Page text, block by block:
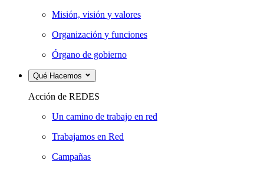
Misión, visión y valores
Organización y funciones
Órgano de gobierno
Qué Hacemos
Acción de REDES
Un camino de trabajo en red
Trabajamos en Red
Campañas